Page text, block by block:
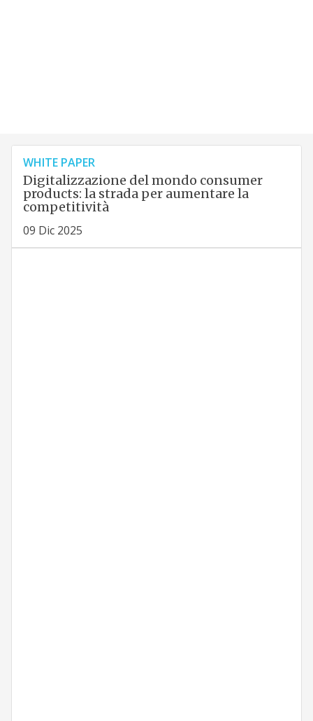
WHITE PAPER
Digitalizzazione del mondo consumer
products: la strada per aumentare la
competitività
09 Dic 2025